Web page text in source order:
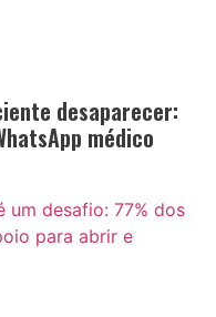
desaparecer:
médico